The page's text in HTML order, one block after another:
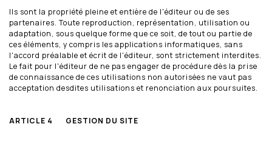
Ils sont la propriété pleine et entière de l'éditeur ou de ses
partenaires. Toute reproduction, représentation, utilisation ou
adaptation, sous quelque forme que ce soit, de tout ou partie de
ces éléments, y compris les applications informatiques, sans
l'accord préalable et écrit de l'éditeur, sont strictement interdites.
Le fait pour l'éditeur de ne pas engager de procédure dès la prise
de connaissance de ces utilisations non autorisées ne vaut pas
acceptation desdites utilisations et renonciation aux poursuites.
ARTICLE 4 GESTION DU SITE